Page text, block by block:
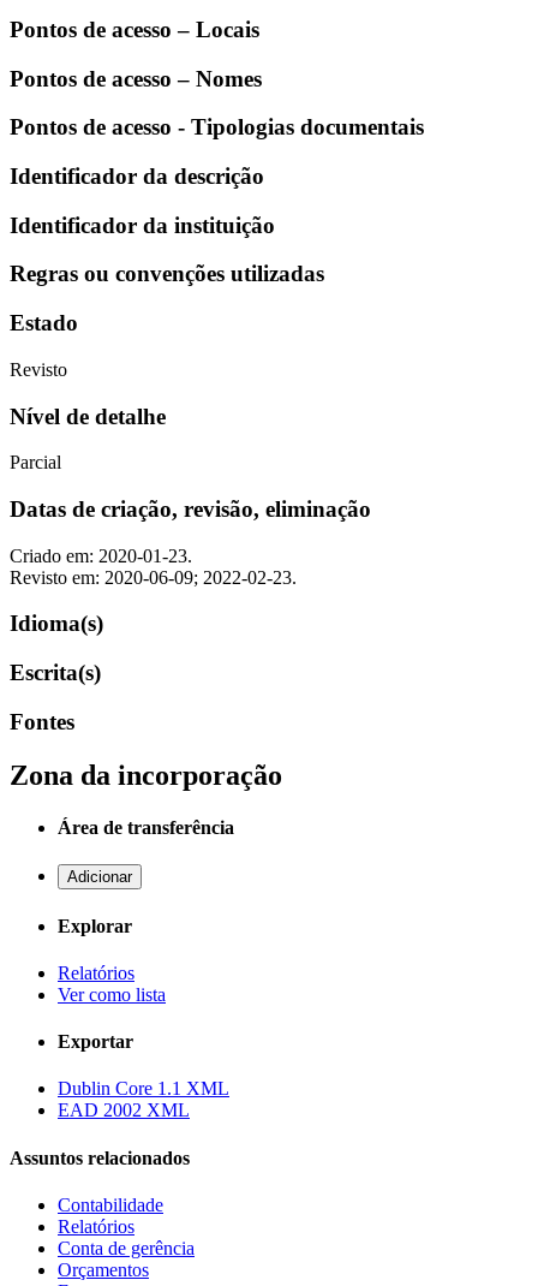
Pontos de acesso – Locais
Pontos de acesso – Nomes
Pontos de acesso - Tipologias documentais
Identificador da descrição
Identificador da instituição
Regras ou convenções utilizadas
Estado
Revisto
Nível de detalhe
Parcial
Datas de criação, revisão, eliminação
Criado em: 2020-01-23.
Revisto em: 2020-06-09; 2022-02-23.
Idioma(s)
Escrita(s)
Fontes
Zona da incorporação
Área de transferência
Adicionar
Explorar
Relatórios
Ver como lista
Exportar
Dublin Core 1.1 XML
EAD 2002 XML
Assuntos relacionados
Contabilidade
Relatórios
Conta de gerência
Orçamentos